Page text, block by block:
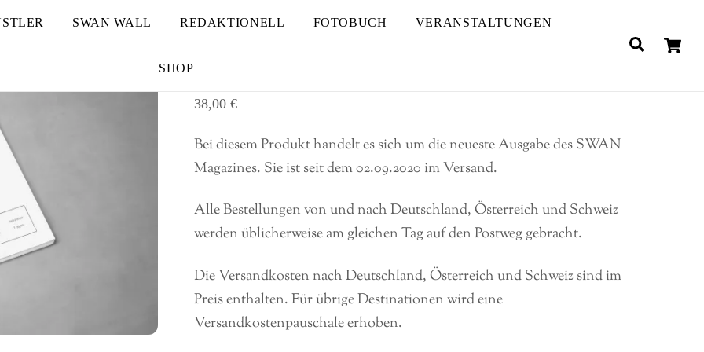
Search
SWAN WALL REDAKTIONELL FOTOBUCH VERANSTALTUNGEN
SHOP
38,00€
Bei diesem Produkt handelt es sich um die neueste Ausgabe des SWAN
Magazines. Sie ist seit dem 02.09.2020 im Versand.
Alle Bestellungen von und nach Deutschland, Österreich und Schweiz
werden üblicherweise am gleichen Tag auf den Postweg gebracht.
Die Versandkosten nach Deutschland, Österreich und Schweiz sind im
Preis enthalten. Für übrige Destinationen wird eine
Versandkostenpauschale erhoben.